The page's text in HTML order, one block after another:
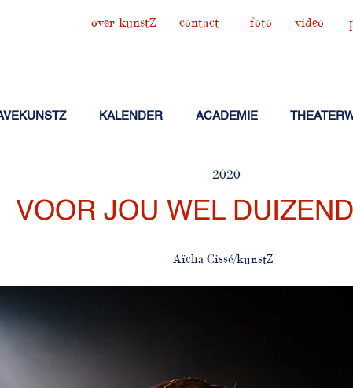
over kunstZ contact foto video
KALENDER ACADEMIE
2020
VOOR JOU WEL
Aïcha Cissé/kunstZ